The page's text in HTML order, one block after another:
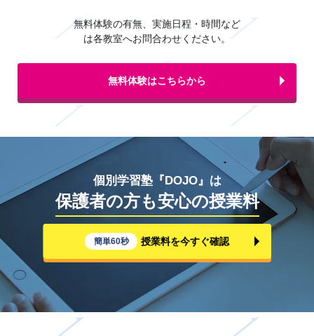
無料体験の有無、実施日程・時間など
は各教室へお問合わせください。
無料体験はこちらから
個別学習塾『DOJO』は
保護者の方も安心の授業料
簡単60秒 授業料を今すぐ確認